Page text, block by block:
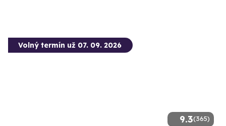
9.3(365)
Volný termín už 07. 09. 2026